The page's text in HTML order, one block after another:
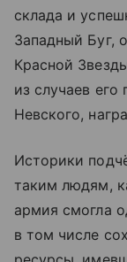
склада и
Западный Буг,
Красной
из случаев его
Невского,
Историки
таким людям,
армия смогла
в том числе